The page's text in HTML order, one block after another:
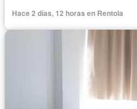
Hace 2 días, 12 horas en Rentola